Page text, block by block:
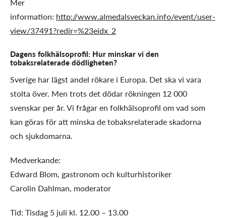
Mer
information: http://www.almedalsveckan.info/event/user-
view/37491?redir=%23eidx_2
Dagens folkhälsoprofil: Hur minskar vi den
tobaksrelaterade dödligheten?
Sverige har lägst andel rökare i Europa. Det ska vi vara
stolta över. Men trots det dödar rökningen 12 000
svenskar per år. Vi frågar en folkhälsoprofil om vad som
kan göras för att minska de tobaksrelaterade skadorna
och sjukdomarna.
Medverkande:
Edward Blom, gastronom och kulturhistoriker
Carolin Dahlman, moderator
Tid: Tisdag 5 juli kl. 12.00 – 13.00